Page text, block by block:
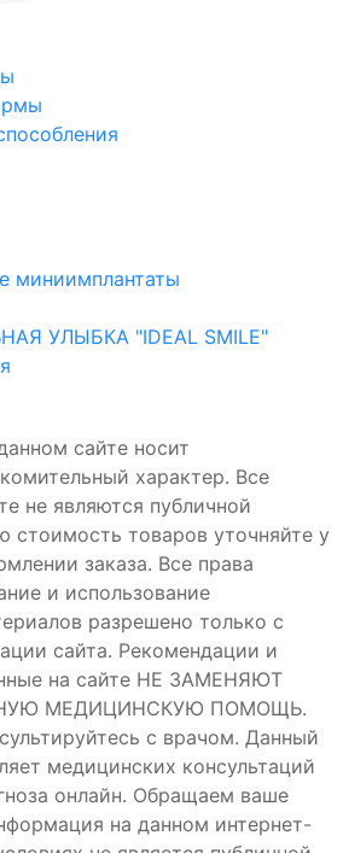
миниимплантаты
УЛЫБКА "IDEAL SMILE"
сайте носит
характер. Все
не являются публичной
стоимость товаров уточняйте у
заказа. Все права
и использование
разрешено только с
сайта. Рекомендации и
на сайте НЕ ЗАМЕНЯЮТ
МЕДИЦИНСКУЮ ПОМОЩЬ.
с врачом. Данный
медицинских консультаций
онлайн. Обращаем ваше
на данном интернет-